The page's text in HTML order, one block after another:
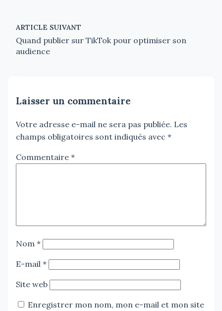
ARTICLE SUIVANT
Quand publier sur TikTok pour optimiser son
audience
Laisser un commentaire
Votre adresse e-mail ne sera pas publiée. Les
champs obligatoires sont indiqués avec *
Commentaire *
Nom *
E-mail *
Site web
Enregistrer mon nom, mon e-mail et mon site